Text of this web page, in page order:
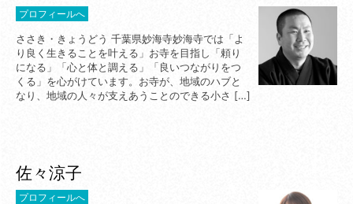
ささき・きょうどう 千葉県妙海寺妙海寺では「よ
り良く生きることを叶える」お寺を目指し「頼り
になる」「心と体と調える」「良いつながりをつ
くる」を心がけています。お寺が、地域のハブと
なり、地域の人々が支えあうことのできる小さ […]
プロフィールへ
佐々涼子
プロフィールへ